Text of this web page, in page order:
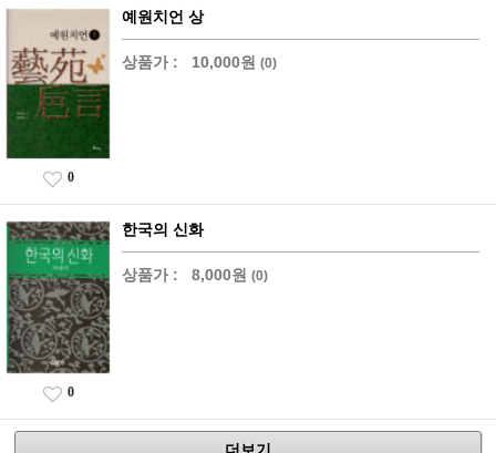
예원치언 상
상품가 : 10,000원 (0)
0
한국의 신화
상품가 : 8,000원 (0)
0